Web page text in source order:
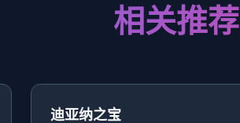
相关推荐
迪亚纳之宝